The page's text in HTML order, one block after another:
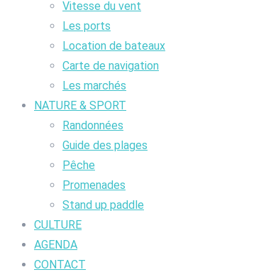
Vitesse du vent
Les ports
Location de bateaux
Carte de navigation
Les marchés
NATURE & SPORT
Randonnées
Guide des plages
Pêche
Promenades
Stand up paddle
CULTURE
AGENDA
CONTACT